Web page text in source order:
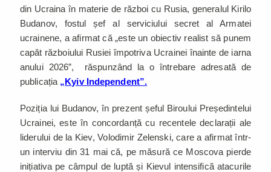
din Ucraina în materie de război cu Rusia, generalul Kirilo
Budanov, fostul șef al serviciului secret al Armatei
ucrainene, a afirmat că „este un obiectiv realist să punem
capăt războiului Rusiei împotriva Ucrainei înainte de iarna
anului 2026”, răspunzând la o întrebare adresată de
publicația „Kyiv Independent”.
Poziția lui Budanov, în prezent șeful Biroului Președintelui
Ucrainei, este în concordanță cu recentele declarații ale
liderului de la Kiev, Volodimir Zelenski, care a afirmat într-
un interviu din 31 mai că, pe măsură ce Moscova pierde
inițiativa pe câmpul de luptă și Kievul intensifică atacurile